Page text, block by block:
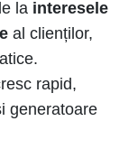
la interesele
al clienților,
rapid,
generatoare